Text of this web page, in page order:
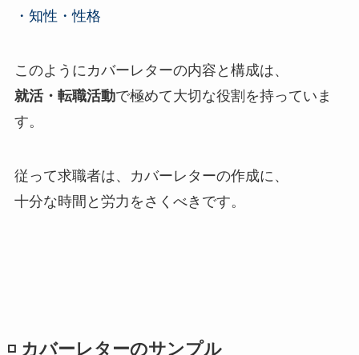
・知性・性格
このようにカバーレターの内容と構成は、
就活・転職活動で極めて大切な役割を持っていま
す。
従って求職者は、カバーレターの作成に、
十分な時間と労力をさくべきです。
◽️ カバーレターのサンプル